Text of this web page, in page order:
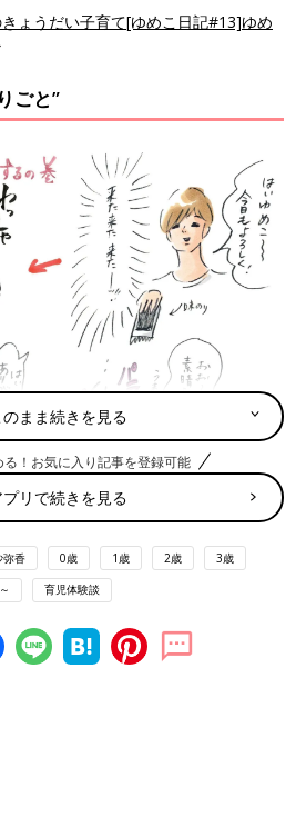
ょうだい子育て[ゆめこ日記#13]ゆめ
ごと”
られたら、
いけ」
のまま続きを見る
！お気に入り記事を登録可能
プリで続きを見る
弥香 0歳 1歳 2歳 3歳
育児体験談